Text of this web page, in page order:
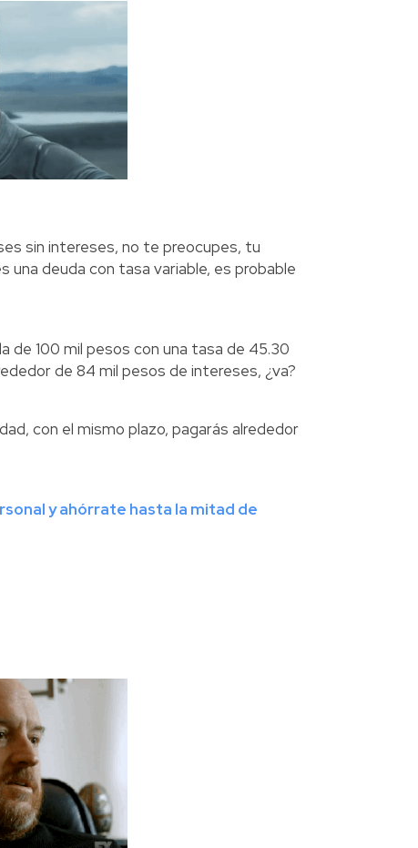
sin intereses, no te preocupes, tu
una deuda con tasa variable, es probable
de 100 mil pesos con una tasa de 45.30
de 84 mil pesos de intereses, ¿va?
con el mismo plazo, pagarás alrededor
y ahórrate hasta la mitad de